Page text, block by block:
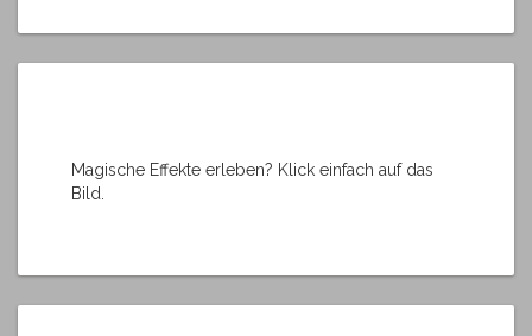
Magische Effekte erleben? Klick einfach auf das
Bild.